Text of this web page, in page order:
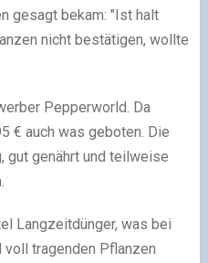
gesagt bekam: "Ist halt
nicht bestätigen, wollte
Pepperworld. Da
€ auch was geboten. Die
gut genährt und teilweise
Langzeitdünger, was bei
voll tragenden Pflanzen